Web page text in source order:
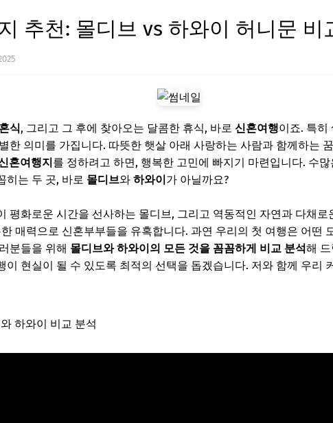
추천: 몰디브 vs 하와이 허니문 비
식, 그리고 그 후에 찾아오는 달콤한 휴식, 바로 신혼여행이죠. 특히
한 의미를 가집니다. 따뜻한 햇살 아래 사랑하는 사람과 함께하는
혼여행지를 정하려고 하면, 행복한 고민에 빠지기 마련입니다. 수
히는 두 곳, 바로 몰디브와 하와이가 아닐까요?
평화로운 시간을 선사하는 몰디브, 그리고 역동적인 자연과 다채
매력으로 신혼부부들을 유혹합니다. 과연 우리의 첫 여행은 어떤
분들을 위해 몰디브와 하와이의 모든 것을 꼼꼼하게 비교 분석해
이 현실이 될 수 있도록 최적의 선택을 돕겠습니다. 저와 함께 우리